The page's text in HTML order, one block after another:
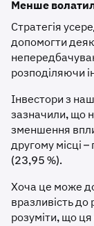
Менше
Стратегія
допомогти
розподіляючи
Інвестори з
зазначили, що
зменшення
другому місці –
(23,95 %).
Хоча це може
вразливість
розуміти, що ця